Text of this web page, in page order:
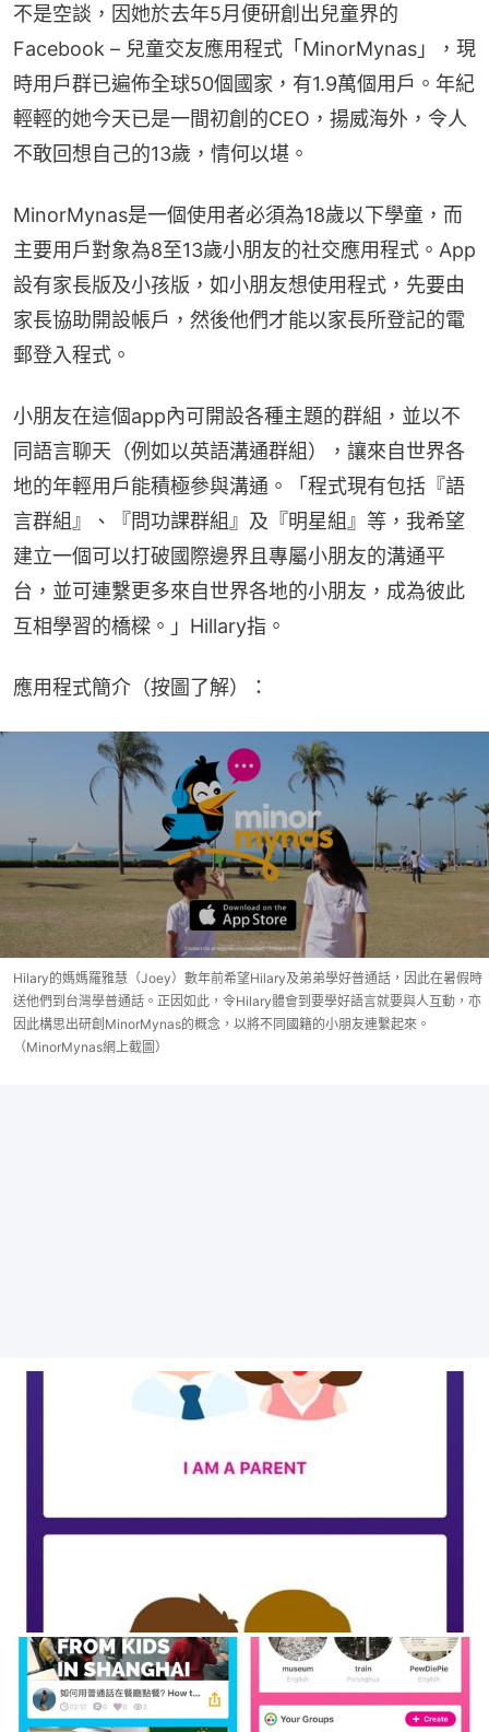
不是空談，因她於去年5月便研創出兒童界的
Facebook – 兒童交友應用程式「MinorMynas」，現
時用戶群已遍佈全球50個國家，有1.9萬個用戶。年紀
輕輕的她今天已是一間初創的CEO，揚威海外，令人
不敢回想自己的13歲，情何以堪。
MinorMynas是一個使用者必須為18歲以下學童，而
主要用戶對象為8至13歲小朋友的社交應用程式。App
設有家長版及小孩版，如小朋友想使用程式，先要由
家長協助開設帳戶，然後他們才能以家長所登記的電
郵登入程式。
小朋友在這個app內可開設各種主題的群組，並以不
同語言聊天（例如以英語溝通群組），讓來自世界各
地的年輕用戶能積極參與溝通。「程式現有包括『語
言群組』、『問功課群組』及『明星組』等，我希望
建立一個可以打破國際邊界且專屬小朋友的溝通平
台，並可連繫更多來自世界各地的小朋友，成為彼此
互相學習的橋樑。」Hillary指。
應用程式簡介（按圖了解）：
Hilary的媽媽羅雅慧（Joey）數年前希望Hilary及弟弟學好普通話，因此在暑假時
送他們到台灣學普通話。正因如此，令Hilary體會到要學好語言就要與人互動，亦
因此構思出研創MinorMynas的概念，以將不同國籍的小朋友連繫起來。
（MinorMynas網上截圖）